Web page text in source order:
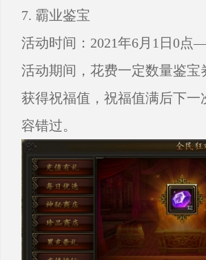
7. 霸业鉴宝
活动时间：2021年6月1日0点
活动期间，花费一定数量鉴
获得祝福值，祝福值满后下
容错过。